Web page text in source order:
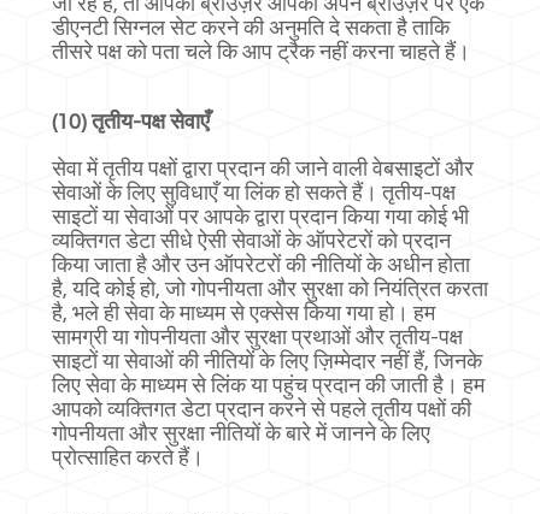
डीएनटी सिग्नल सेट करने की अनुमति दे सकता है ताकि
तीसरे पक्ष को पता चले कि आप ट्रैक नहीं करना चाहते हैं।
(10) तृतीय-पक्ष सेवाएँ
सेवा में तृतीय पक्षों द्वारा प्रदान की जाने वाली वेबसाइटों और
सेवाओं के लिए सुविधाएँ या लिंक हो सकते हैं। तृतीय-पक्ष
साइटों या सेवाओं पर आपके द्वारा प्रदान किया गया कोई भी
व्यक्तिगत डेटा सीधे ऐसी सेवाओं के ऑपरेटरों को प्रदान
किया जाता है और उन ऑपरेटरों की नीतियों के अधीन होता
है, यदि कोई हो, जो गोपनीयता और सुरक्षा को नियंत्रित करता
है, भले ही सेवा के माध्यम से एक्सेस किया गया हो। हम
सामग्री या गोपनीयता और सुरक्षा प्रथाओं और तृतीय-पक्ष
साइटों या सेवाओं की नीतियों के लिए ज़िम्मेदार नहीं हैं, जिनके
लिए सेवा के माध्यम से लिंक या पहुंच प्रदान की जाती है। हम
आपको व्यक्तिगत डेटा प्रदान करने से पहले तृतीय पक्षों की
गोपनीयता और सुरक्षा नीतियों के बारे में जानने के लिए
प्रोत्साहित करते हैं।